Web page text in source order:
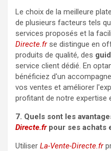
Le choix de la meilleure
de plusieurs facteurs tels
services proposés et la
Directe.frse distingue en
produits de qualité, des
service client dédié. En
bénéficiez d'un
vos ventes et améliorer
profitant de notre expertise
7. Quels sont les
Directe.frpour ses achats
Utiliser La-Vente-Directe.fr